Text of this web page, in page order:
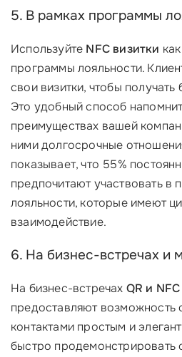
5. В рамках программы
Используйте NFC визитки
программы лояльности.
свои визитки, чтобы
Это удобный способ
преимуществах вашей
ними долгосрочные
показывает, что 55%
предпочитают участвовать в
лояльности, которые имеют
взаимодействие.
6. На бизнес-встречах и
На бизнес-встречах QR и
предоставляют возможность
контактами простым и
быстро продемонстрировать